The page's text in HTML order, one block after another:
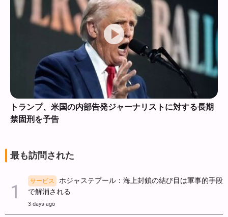
トランプ、米国の内部告発ジャーナリストに対する長期
禁固刑を予告
最も訪問された
サービス
ホジャステプール：海上封鎖の結び目は軍事的手段
で解消される
3 days ago